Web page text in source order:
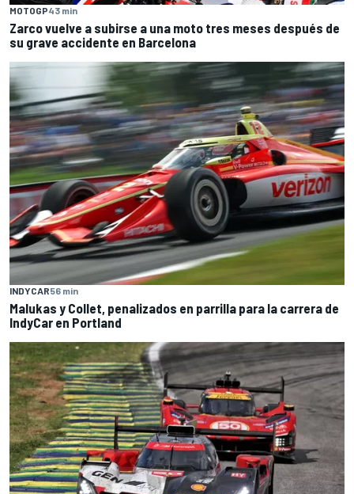
MOTOGP43 min
Zarco vuelve a subirse a una moto tres meses después de
su grave accidente en Barcelona
INDYCAR56 min
Malukas y Collet, penalizados en parrilla para la carrera de
IndyCar en Portland